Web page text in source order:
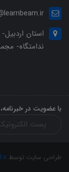
استان
ندامتگاه-
با عضویت در
طراحی سایت توسط